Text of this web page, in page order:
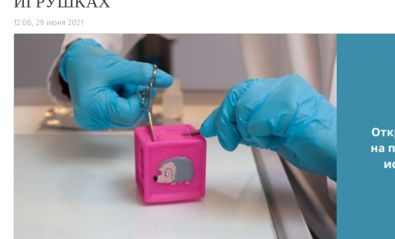
12:06, 29 июня 2021